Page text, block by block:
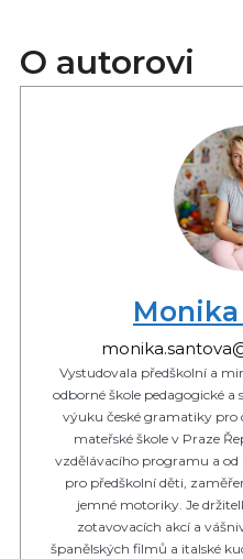
O autorovi
Vystudovala předškolní a
odborné škole pedagogické a
výuku české gramatiky pro
mateřské škole v Praze
vzdělávacího programu a od
pro předškolní děti,
jemné motoriky. Je
zotavovacích akcí a
španělských filmů a italské